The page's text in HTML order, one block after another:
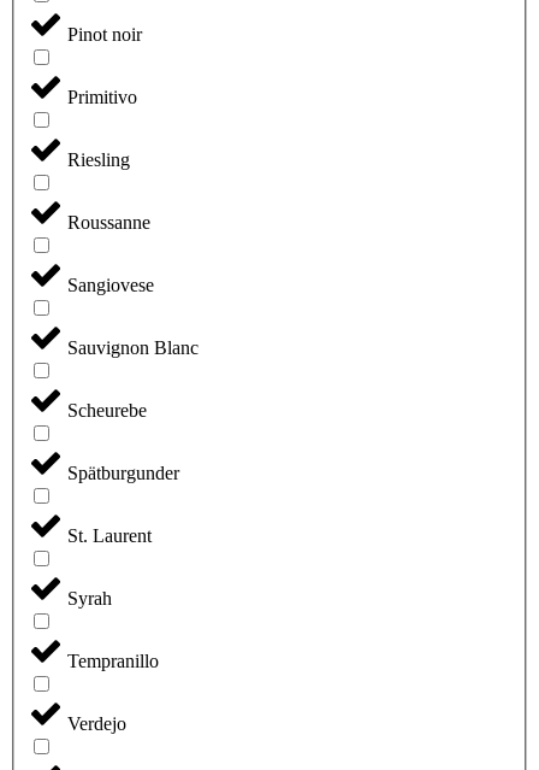
Pinot noir
Primitivo
Riesling
Roussanne
Sangiovese
Sauvignon Blanc
Scheurebe
Spätburgunder
St. Laurent
Syrah
Tempranillo
Verdejo